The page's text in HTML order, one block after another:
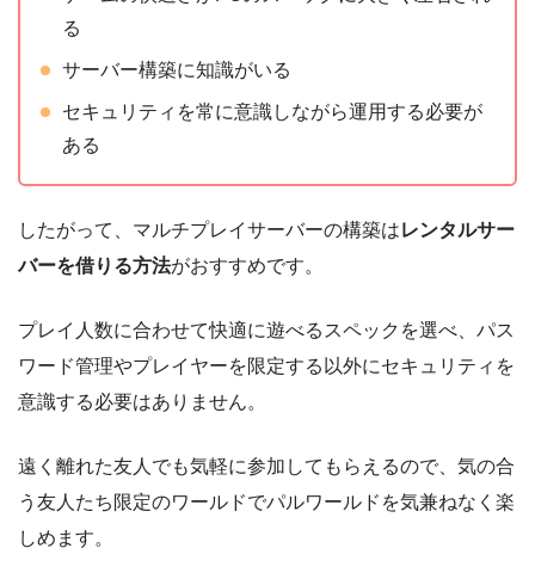
る
サーバー構築に知識がいる
セキュリティを常に意識しながら運用する必要が
ある
したがって、マルチプレイサーバーの構築はレンタルサー
バーを借りる方法がおすすめです。
プレイ人数に合わせて快適に遊べるスペックを選べ、パス
ワード管理やプレイヤーを限定する以外にセキュリティを
意識する必要はありません。
遠く離れた友人でも気軽に参加してもらえるので、気の合
う友人たち限定のワールドでパルワールドを気兼ねなく楽
しめます。